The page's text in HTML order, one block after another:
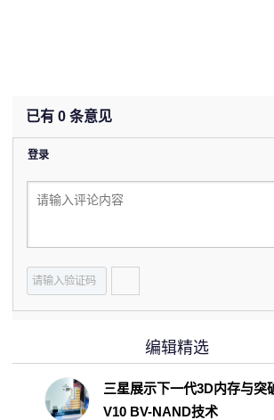
已有 0 条意见
登录
编辑精选
三星展示下一代3D内存与突
V10 BV-NAND技术